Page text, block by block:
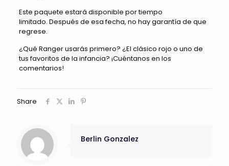
Este paquete estará disponible por tiempo
limitado. Después de esa fecha, no hay garantía de que
regrese.
¿Qué Ranger usarás primero? ¿El clásico rojo o uno de
tus favoritos de la infancia? ¡Cuéntanos en los
comentarios!
Share
Berlin Gonzalez